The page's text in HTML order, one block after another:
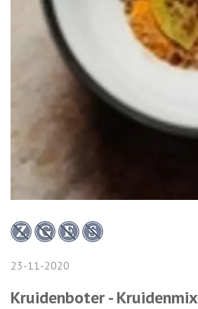
23-11-2020
Kruidenboter - Kruidenmix